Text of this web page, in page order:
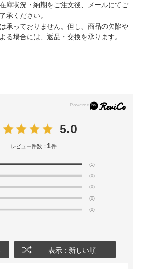
庫状況・納期をご注文後、メールにてご
承ください。
承っておりません。但し、商品の欠陥や
る場合には、返品・交換を承ります。
5.0
レビュー件数： 1件
(1)
(0)
(0)
(0)
(0)
表示：新しい順